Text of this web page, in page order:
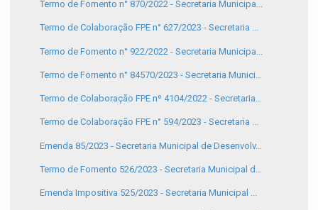
Termo de Fomento n° 870/2022 - Secretaria Municipa...
Termo de Colaboração FPE n° 627/2023 - Secretaria ...
Termo de Fomento n° 922/2022 - Secretaria Municipa...
Termo de Fomento n° 84570/2023 - Secretaria Munici...
Termo de Colaboração FPE nº 4104/2022 - Secretaria...
Termo de Colaboração FPE n° 594/2023 - Secretaria ...
Emenda 85/2023 - Secretaria Municipal de Desenvolv...
Termo de Fomento 526/2023 - Secretaria Municipal d...
Emenda Impositiva 525/2023 - Secretaria Municipal ...